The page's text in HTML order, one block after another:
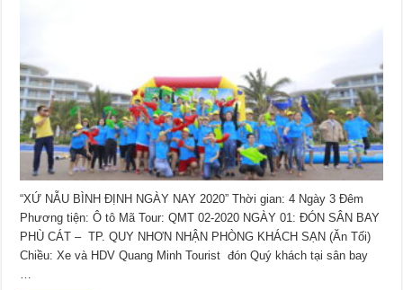
“XỨ NẪU BÌNH ĐỊNH NGÀY NAY 2020” Thời gian: 4 Ngày 3 Đêm
Phương tiện: Ô tô Mã Tour: QMT 02-2020 NGÀY 01: ĐÓN SÂN BAY
PHÙ CÁT – TP. QUY NHƠN NHẬN PHÒNG KHÁCH SẠN (Ăn Tối)
Chiều: Xe và HDV Quang Minh Tourist đón Quý khách tại sân bay